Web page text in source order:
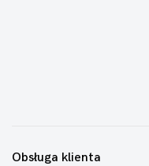
Obsługa klienta